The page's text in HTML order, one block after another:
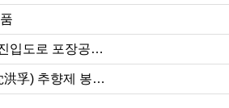
입도로 포장공…
洪孚) 추향제 봉…